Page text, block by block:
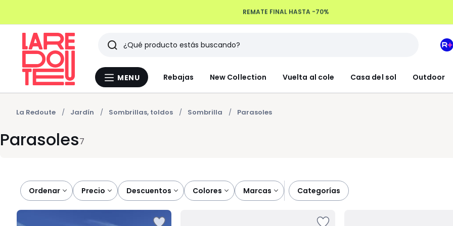
Devoluciones hasta 100 días
Menu
MENU Rebajas New Collection Vuelta al cole Casa del sol Outdoor
Buscar
Últimos
artículos
vistos
Mi
La Redoute Jardín Sombrillas, toldos Sombrilla Parasoles
Parasoles7
Ordenar precio descuentos colores marcas categorías